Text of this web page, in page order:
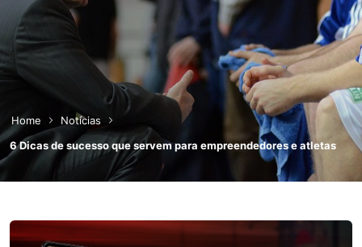
Home
Notícias
6 Dicas de sucesso que servem para empreendedores e atletas